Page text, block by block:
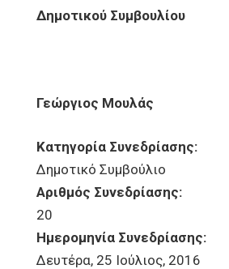
Δημοτικού Συμβουλίου
Γεώργιος Μουλάς
Κατηγορία Συνεδρίασης:
Δημοτικό Συμβούλιο
Αριθμός Συνεδρίασης:
20
Ημερομηνία Συνεδρίασης:
Δευτέρα, 25 Ιούλιος, 2016